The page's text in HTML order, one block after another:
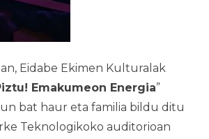
Eidabe Ekimen Kulturalak
Emakumeon Energia”
bat haur eta familia bildu ditu
Teknologikoko auditorioan